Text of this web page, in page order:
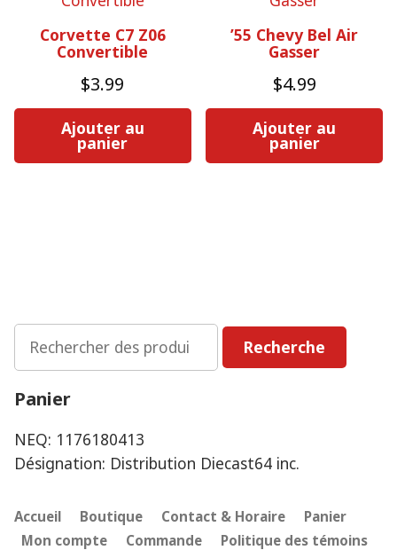
Corvette C7 Z06
Convertible
$3.99
Ajouter au
panier
’55 Chevy Bel Air
Gasser
$4.99
Ajouter au
panier
Recherche
Panier
NEQ: 1176180413
Désignation: Distribution Diecast64 inc.
Accueil Boutique Contact & Horaire
Panier
Mon compte
Commande
Politique des témoins